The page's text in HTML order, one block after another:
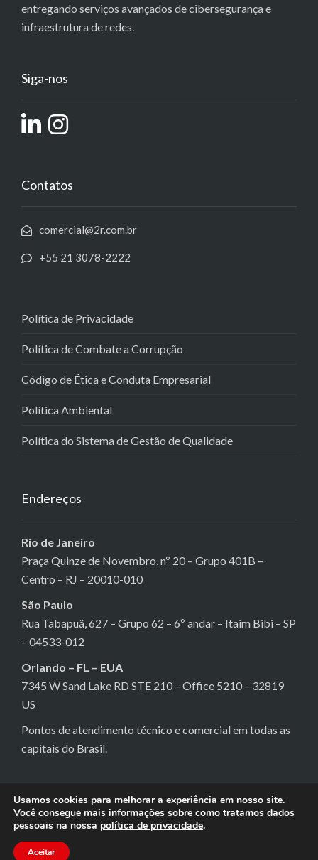
entregando serviços avançados de cibersegurança e
infraestrutura de redes.
Siga-nos
Contatos
comercial@2r.com.br
+55 21 3078-2222
Política de Privacidade
Política de Combate a Corrupção
Código de Ética e Conduta Empresarial
Política Ambiental
Política do Sistema de Gestão de Qualidade
Endereços
Rio de Janeiro
Praça Quinze de Novembro, nº 20 – Grupo 401B –
Centro – RJ – 20010-010
São Paulo
Rua Tabapuã, 627 – Grupo 62 – 6º andar – Itaim Bibi – SP
– 04533-012
Orlando – FL – EUA
7345 W Sand Lake RD STE 210 – Office 5210 – 32819
US
Pontos de atendimento técnico e comercial em todas as
capitais do Brasil.
© 2024 · All rights reserved
Usamos cookies para melhorar a experiência em nosso site.
Você consegue mais informações sobre como tratamos dados
pessoais na nossa política de privacidade.
Aceitar